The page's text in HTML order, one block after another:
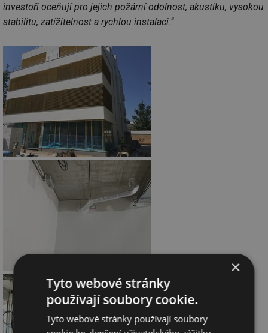
investoři oceňují pro jejich požární odolnost, akustiku, vysokou
stabilitu, zatížitelnost a rychlou instalaci. “
×
Tyto webové stránky
používají soubory cookie.
Tyto webové stránky používají soubory